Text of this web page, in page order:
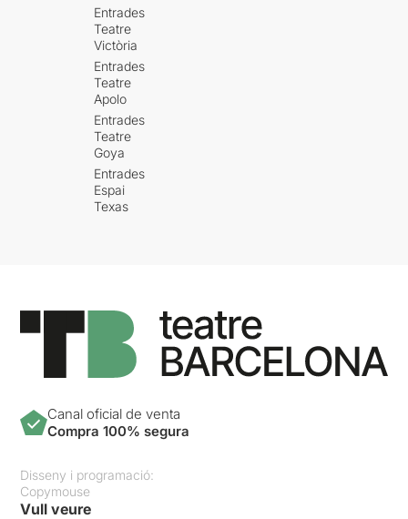
Entrades
Teatre
Victòria
Entrades
Teatre
Apolo
Entrades
Teatre
Goya
Entrades
Espai
Texas
Canal oficial de venta
Compra 100% segura
Disseny i programació:
Copymouse
Vull veure